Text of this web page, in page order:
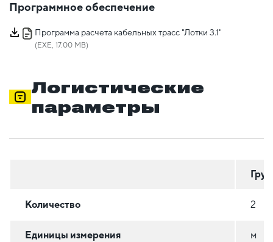
Программное обеспечение
Программа расчета кабельных трасс "Лотки 3.1"
(EXE, 17.00 MB)
Логистические
параметры
Количество 2
Единицы измерения м